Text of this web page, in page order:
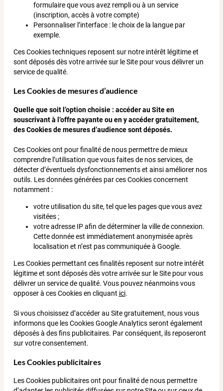
formulaire que vous avez rempli ou à un service
(inscription, accès à votre compte)
Personnaliser l’interface : le choix de la langue par
exemple.
Ces Cookies techniques reposent sur notre intérêt légitime et
sont déposés dès votre arrivée sur le Site pour vous délivrer un
service de qualité.
Les Cookies de mesures d’audience
Quelle que soit l’option choisie : accéder au Site en
souscrivant à l’offre payante ou en y accéder gratuitement,
des Cookies de mesures d’audience sont déposés.
Ces Cookies ont pour finalité de nous permettre de mieux
comprendre l’utilisation que vous faites de nos services, de
détecter d’éventuels dysfonctionnements et ainsi améliorer nos
outils. Les données générées par ces Cookies concernent
notamment :
votre utilisation du site, tel que les pages que vous avez
visitées ;
votre adresse IP afin de déterminer la ville de connexion.
Cette donnée est immédiatement anonymisée après
localisation et n’est pas communiquée à Google.
Les Cookies permettant ces finalités reposent sur notre intérêt
légitime et sont déposés dès votre arrivée sur le Site pour vous
délivrer un service de qualité. Vous pouvez néanmoins vous
opposer à ces Cookies en cliquant ici.
Si vous choisissez d’accéder au Site gratuitement, nous vous
informons que les Cookies Google Analytics seront également
déposés à des fins publicitaires. Par conséquent, ils reposeront
sur votre consentement.
Les Cookies publicitaires
Les Cookies publicitaires ont pour finalité de nous permettre